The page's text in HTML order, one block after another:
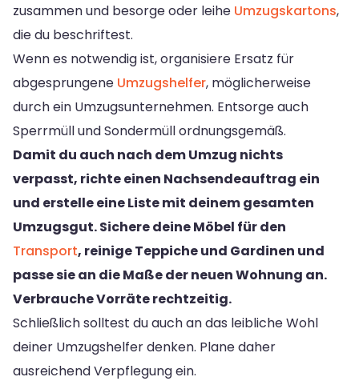
zusammen und besorge oder leihe Umzugskartons,
die du beschriftest.
Wenn es notwendig ist, organisiere Ersatz für
abgesprungene Umzugshelfer, möglicherweise
durch ein Umzugsunternehmen. Entsorge auch
Sperrmüll und Sondermüll ordnungsgemäß.
Damit du auch nach dem Umzug nichts
verpasst, richte einen Nachsendeauftrag ein
und erstelle eine Liste mit deinem gesamten
Umzugsgut. Sichere deine Möbel für den
Transport, reinige Teppiche und Gardinen und
passe sie an die Maße der neuen Wohnung an.
Verbrauche Vorräte rechtzeitig.
Schließlich solltest du auch an das leibliche Wohl
deiner Umzugshelfer denken. Plane daher
ausreichend Verpflegung ein.